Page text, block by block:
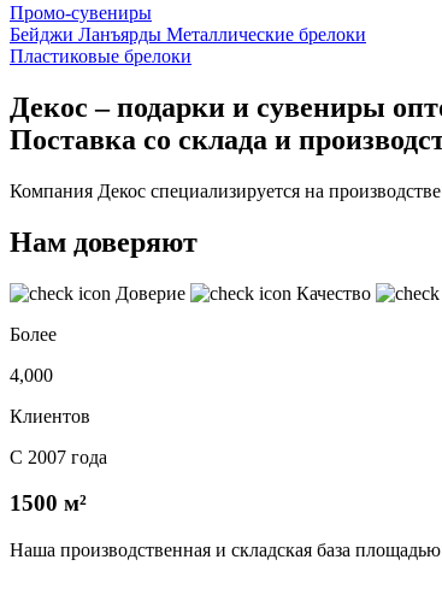
Промо-сувениры
Бейджи Ланъярды Металлические брелоки
Пластиковые брелоки
Декос – подарки и сувениры
Поставка со склада и
Компания Декос специализируется на
Нам доверяют
Доверие Качество
Более
4,000
Клиентов
С 2007 года
1500 м²
Наша производственная и складская база